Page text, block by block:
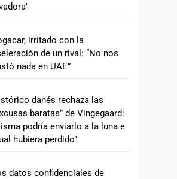
irritado con la
de un rival: “No nos
nada en UAE”
danés rechaza las
baratas” de Vingegaard:
podría enviarlo a la luna e
hubiera perdido”
datos confidenciales de